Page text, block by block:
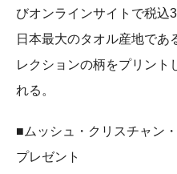
びオンラインサイトで税込
日本最大のタオル産地であ
レクションの柄をプリント
れる。
■ムッシュ・クリスチャン
プレゼント